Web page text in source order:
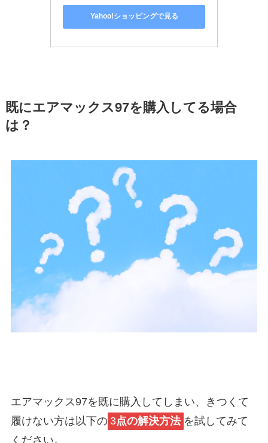
Yahoo!ショッピングで見る
既にエアマックス97を購入してる場合
は？
エアマックス97を既に購入してしまい、きつくて
履けない方は以下の 3点の解決方法 を試してみて
ください。